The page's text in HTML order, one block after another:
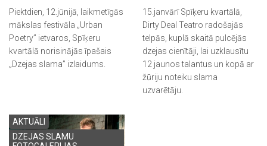
Piektdien, 12.jūnijā, laikmetīgās
mākslas festivāla „Urban
Poetry” ietvaros, Spīķeru
kvartālā norisinājās īpašais
„Dzejas slama” izlaidums.
15.janvārī Spīķeru kvartālā,
Dirty Deal Teatro radošajās
telpās, kuplā skaitā pulcējās
dzejas cienītāji, lai uzklausītu
12 jaunos talantus un kopā ar
žūriju noteiku slama
uzvarētāju.
AKTUĀLI
DZEJAS SLAMU